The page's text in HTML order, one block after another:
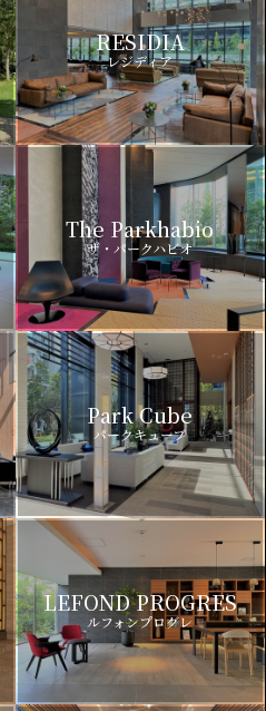
RESIDIA
レジディア
The Parkhabio
ザ・パークハビオ
Park Cube
パークキューブ
LEFOND PROGRES
ルフォンプログレ